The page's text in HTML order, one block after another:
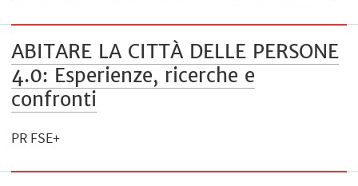
ABITARE LA CITTÀ DELLE PERSONE
4.0: Esperienze, ricerche e
confronti
PR FSE+